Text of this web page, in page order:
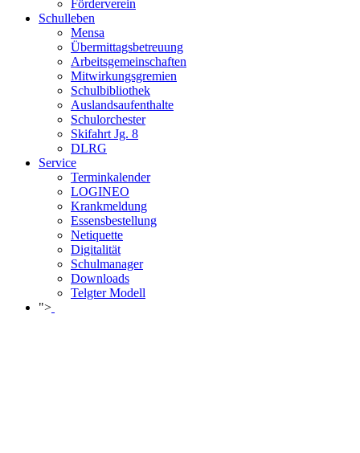
Förderverein
Schulleben
Mensa
Übermittagsbetreuung
Arbeitsgemeinschaften
Mitwirkungsgremien
Schulbibliothek
Auslandsaufenthalte
Schulorchester
Skifahrt Jg. 8
DLRG
Service
Terminkalender
LOGINEO
Krankmeldung
Essensbestellung
Netiquette
Digitalität
Schulmanager
Downloads
Telgter Modell
">